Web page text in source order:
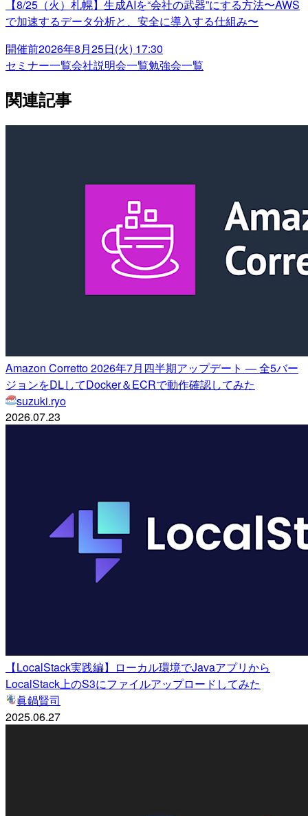
【8/25（火）札幌】生成AIを“会社の武器”にする方法〜AWS
で加速するデータ分析と、安全に導入する仕組み〜
開催前2026年8月25日(火) 17:30
セミナー一覧会社説明会一覧勉強会一覧
関連記事
Amazon Corretto 2026年7月四半期アップデート — 全5バー
ジョンをDLしてDocker＆ECRで動作確認してみた
suzuki.ryo
2026.07.23
【LocalStack実践編】ローカル環境でJavaアプリから
LocalStack上のS3にファイルアップロードしてみた
眞鍋賢司
2025.06.27